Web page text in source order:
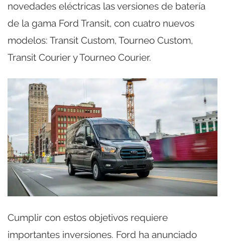
novedades eléctricas las versiones de batería
de la gama Ford Transit, con cuatro nuevos
modelos: Transit Custom, Tourneo Custom,
Transit Courier y Tourneo Courier.
Cumplir con estos objetivos requiere
importantes inversiones. Ford ha anunciado